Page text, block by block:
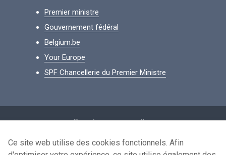
Premier ministre
Gouvernement fédéral
Belgium.be
Your Europe
SPF Chancellerie du Premier Ministre
Données personnelles
Conditions de réutilisation
Ce site web utilise des cookies fonctionnels. Afin